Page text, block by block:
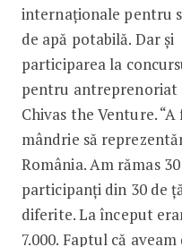
internaționale pentru
de apă potabilă. Dar și
participarea la
pentru antreprenoriat
Chivas the Venture. “A
mândrie să
România. Am rămas
participanți din 30 de
diferite. La început
7.000. Faptul că